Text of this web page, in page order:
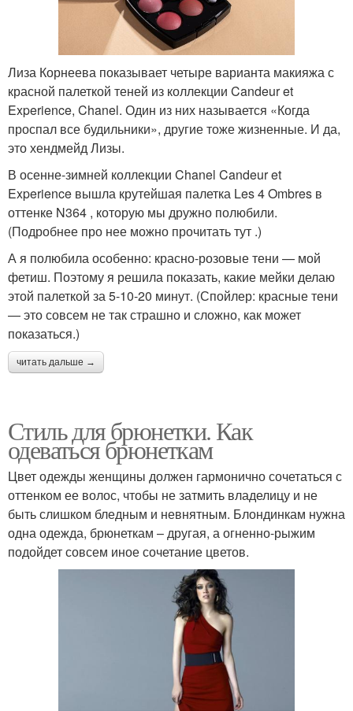
Лиза Корнеева показывает четыре варианта макияжа с
красной палеткой теней из коллекции Candeur et
Experience, Chanel. Один из них называется «Когда
проспал все будильники», другие тоже жизненные. И да,
это хендмейд Лизы.
В осенне-зимней коллекции Chanel Candeur et
Experience вышла крутейшая палетка Les 4 Ombres в
оттенке N364 , которую мы дружно полюбили.
(Подробнее про нее можно прочитать тут .)
А я полюбила особенно: красно-розовые тени — мой
фетиш. Поэтому я решила показать, какие мейки делаю
этой палеткой за 5-10-20 минут. (Спойлер: красные тени
— это совсем не так страшно и сложно, как может
показаться.)
читать дальше →
Стиль для брюнетки. Как
одеваться брюнеткам
Цвет одежды женщины должен гармонично сочетаться с
оттенком ее волос, чтобы не затмить владелицу и не
быть слишком бледным и невнятным. Блондинкам нужна
одна одежда, брюнеткам – другая, а огненно-рыжим
подойдет совсем иное сочетание цветов.